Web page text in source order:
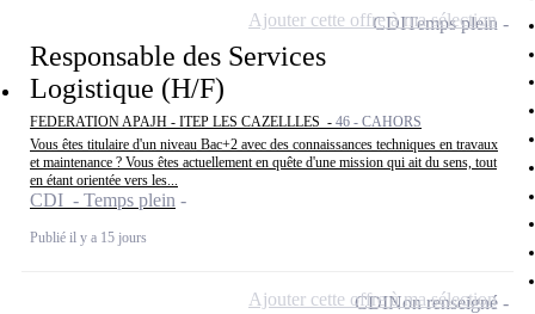
Responsable des Services
Logistique (H/F)
FEDERATION APAJH - ITEP LES CAZELLLES - 46 - CAHORS
Vous êtes titulaire d'un niveau Bac+2 avec des connaissances techniques en travaux
et maintenance ? Vous êtes actuellement en quête d'une mission qui ait du sens, tout
en étant orientée vers les...
CDI - Temps plein
Publié il y a 15 jours
CDITemps plein
Ajouter cette offre à ma sélection
CDINon renseigné
Ajouter cette offre à ma sélection